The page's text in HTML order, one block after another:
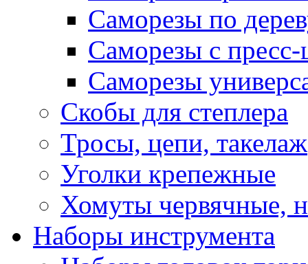
Саморезы по
Саморезы с
Саморезы
Скобы для степлера
Тросы, цепи, такелаж
Уголки крепежные
Хомуты червячные,
Наборы инструмента